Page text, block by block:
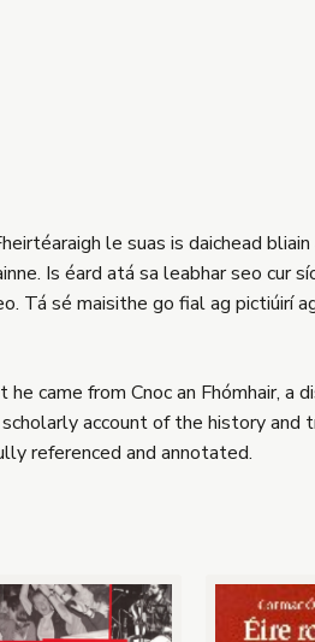
le suas is daichead bliain
Is éard atá sa leabhar seo cur
Tá sé maisithe go fial ag pictiúirí
came from Cnoc an Fhómhair, a
account of the history
referenced and annotated.